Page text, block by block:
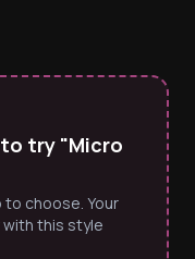
try "Micro
to choose. Your
this style